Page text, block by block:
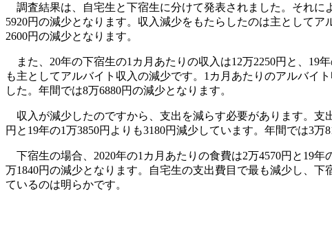
調査結果は、自宅生と下宿生に分けて発表されました。それに
5920円の減少となります。収入減少をもたらしたのは主として
2600円の減少となります。
また、20年の下宿生の1カ月あたりの収入は12万2250円と、19
も主としてアルバイト収入の減少です。1カ月あたりのアルバイ
した。年間では8万6880円の減少となります。
収入が減少したのですから、支出を減らす必要があります。支
円と19年の1万3850円よりも3180円減少しています。年間では3
下宿生の場合、2020年の1カ月あたりの食費は2万4570円と19
万1840円の減少となります。自宅生の支出費目で最も減少し、
ているのは明らかです。